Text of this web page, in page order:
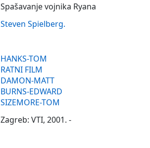
Spašavanje vojnika Ryana
Steven Spielberg.
HANKS-TOM
RATNI FILM
DAMON-MATT
BURNS-EDWARD
SIZEMORE-TOM
Zagreb: VTI, 2001. -